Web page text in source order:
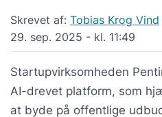
Skrevet af: Tobias Krog Vind
29. sep. 2025 - kl. 11:49
Startupvirksomheden
AI-drevet platform, som
at byde på offentlige